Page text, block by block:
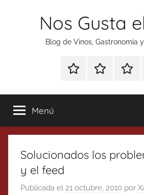
Nos Gusta
Blog de Vinos, Gastronomía
Especial
Tonics
Enoturismo
Gastronomía
Menú
Solucionados los
y el feed
Publicada el 21 octubre, 2010 por